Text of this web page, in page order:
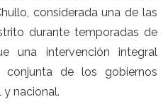
considerada una de las
durante temporadas de
una intervención integral
conjunta de los gobiernos
y nacional.